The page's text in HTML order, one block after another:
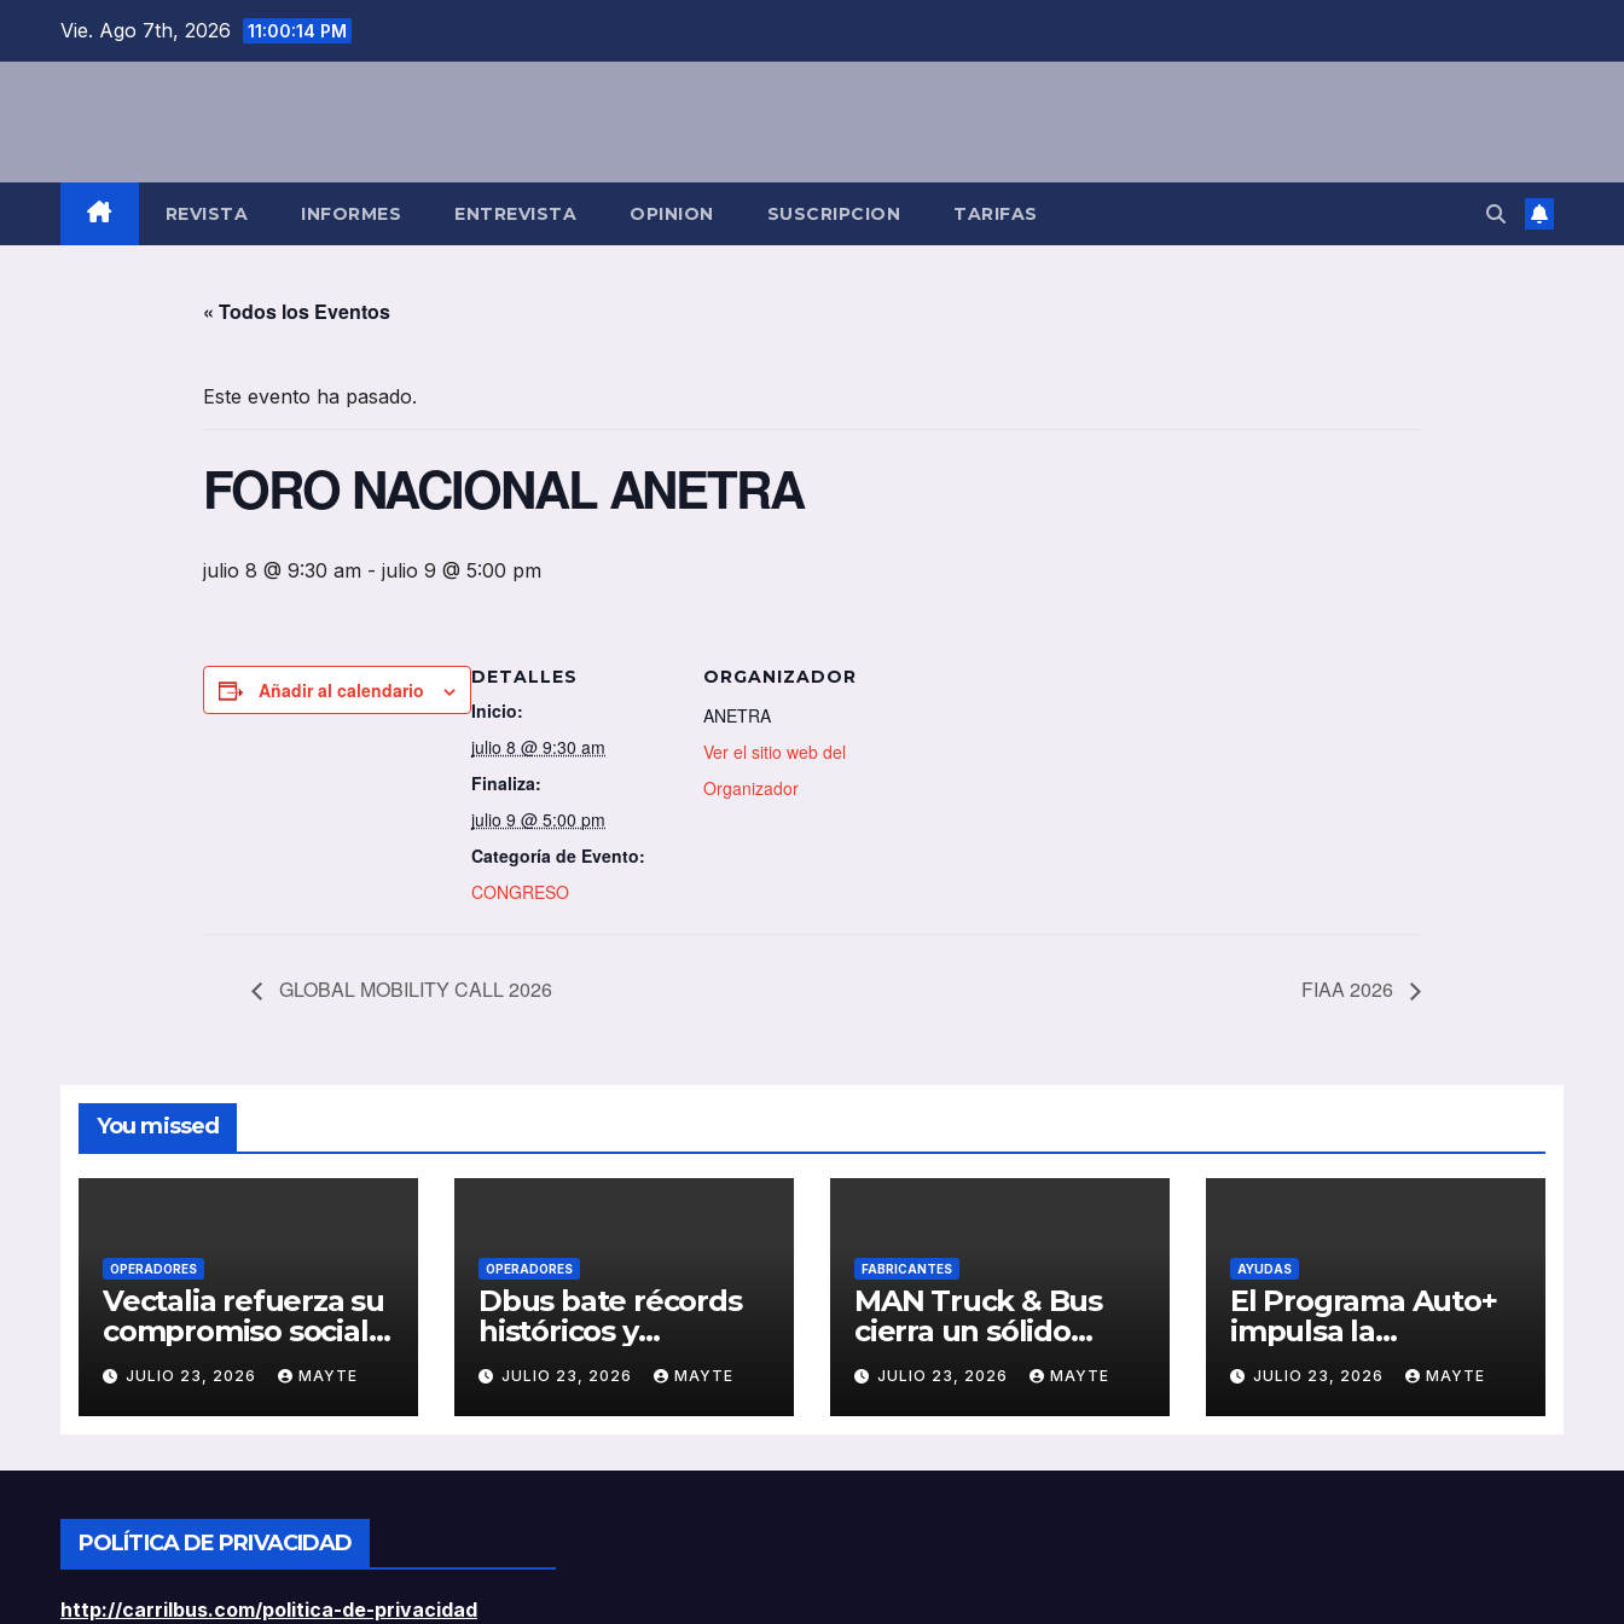
Vie. Ago 7th, 2026 11:00:14 PM
REVISTA INFORMES ENTREVISTA OPINION SUSCRIPCION TARIFAS
« Todos los Eventos
Este evento ha pasado.
FORO NACIONAL ANETRA
julio 8 @ 9:30 am - julio 9 @ 5:00 pm
Añadir al calendario
DETALLES
Inicio:
julio 8 @ 9:30 am
Finaliza:
julio 9 @ 5:00 pm
Categoría de Evento:
CONGRESO
ORGANIZADOR
ANETRA
Ver el sitio web del
Organizador
GLOBAL MOBILITY CALL 2026 FIAA 2026
You missed
OPERADORES
Vectalia refuerza su
compromiso social y
medioambiental
con la publicación
de su Memoria de
JULIO 23, 2026 MAYTE
OPERADORES
Dbus bate récords
históricos y
consolida el auge
del transporte
público en San
JULIO 23, 2026 MAYTE
FABRICANTES
MAN Truck & Bus
cierra un sólido
primer semestre de
2026 con
crecimiento en
rentabilidad
JULIO 23, 2026 MAYTE
AYUDAS
El Programa Auto+
impulsa la
renovación de flotas
con ayudas a
vehículos eléctricos
JULIO 23, 2026 MAYTE
POLÍTICA DE PRIVACIDAD
http://carrilbus.com/politica-de-privacidad